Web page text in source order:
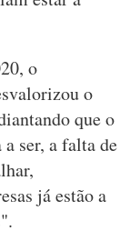
o
o
que o
ser, a falta de
já estão a